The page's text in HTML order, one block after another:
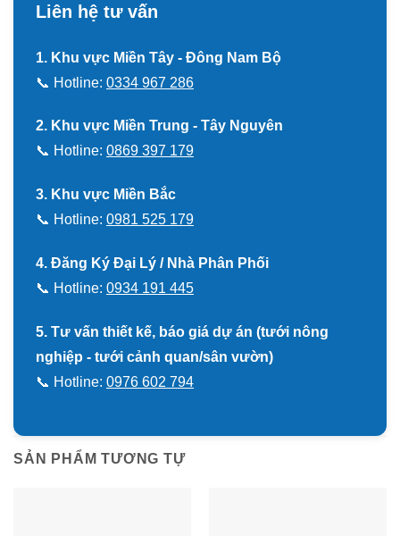
Liên hệ tư vấn
1. Khu vực Miền Tây - Đông Nam Bộ
📞 Hotline: 0334 967 286
2. Khu vực Miền Trung - Tây Nguyên
📞 Hotline: 0869 397 179
3. Khu vực Miền Bắc
📞 Hotline: 0981 525 179
4. Đăng Ký Đại Lý / Nhà Phân Phối
📞 Hotline: 0934 191 445
5. Tư vấn thiết kế, báo giá dự án (tưới nông
nghiệp - tưới cảnh quan/sân vườn)
📞 Hotline: 0976 602 794
SẢN PHẨM TƯƠNG TỰ